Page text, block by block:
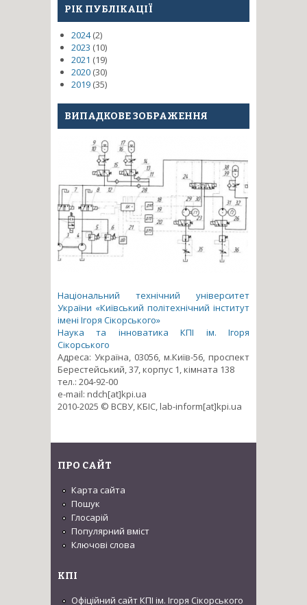
РІК ПУБЛІКАЦІЇ
2024(2)
2023 (10)
2021 (19)
2020 (30)
2019 (35)
ВИПАДКОВЕ ЗОБРАЖЕННЯ
Національний технічний університет
України «Київський політехнічний інститут
імені Ігоря Сікорського»
Наука та інноватика КПІ ім. Ігоря
Сікорського
Адреса: Україна, 03056, м.Київ-56, проспект
Берестейський, 37, корпус 1, кімната 138
тел.: 204-92-00
e-mail: ndch[at]kpi.ua
2010-2025 © ВСВУ, КБІС, lab-inform[at]kpi.ua
ПРО САЙТ
Карта сайта
Пошук
Глосарій
Популярний вміст
Ключові слова
КПІ
Офіційний сайт КПІ ім. Ігоря Сікорського